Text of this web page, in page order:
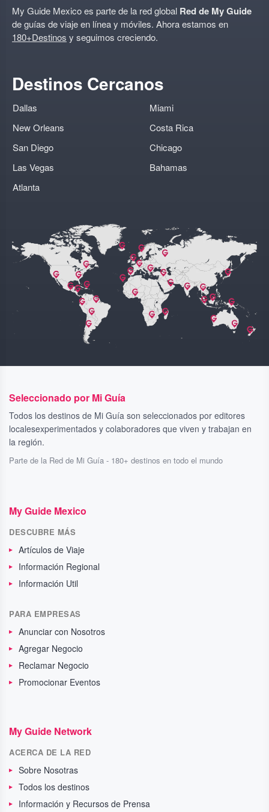
My Guide Mexico es parte de la red global Red de My Guide
de guías de viaje en línea y móviles. Ahora estamos en
180+Destinos y seguimos creciendo.
Destinos Cercanos
Dallas
New Orleans
San Diego
Las Vegas
Atlanta
Miami
Costa Rica
Chicago
Bahamas
Seleccionado por Mi Guía
Todos los destinos de Mi Guía son seleccionados por editores
localesexperimentados y colaboradores que viven y trabajan en
la región.
Parte de la Red de Mi Guía - 180+ destinos en todo el mundo
My Guide Mexico
DESCUBRE MÁS
Artículos de Viaje
Información Regional
Información Util
PARA EMPRESAS
Anunciar con Nosotros
Agregar Negocio
Reclamar Negocio
Promocionar Eventos
My Guide Network
ACERCA DE LA RED
Sobre Nosotras
Todos los destinos
Información y Recursos de Prensa